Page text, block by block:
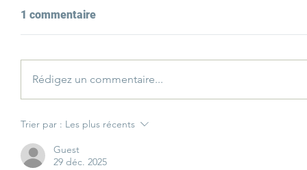
1 commentaire
Rédigez un commentaire...
Trier par : Les plus récents
Guest
29 déc. 2025